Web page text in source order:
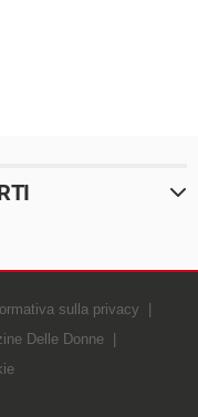
sulla privacy
Delle Donne